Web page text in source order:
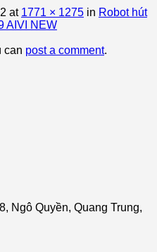
at 1771 × 1275 in Robot hút
AIVI NEW
can post a comment.
Ngô Quyền, Quang Trung,